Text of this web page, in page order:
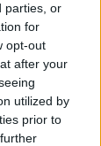
parties, or
for
opt-out
after your
utilized by
prior to
úgy